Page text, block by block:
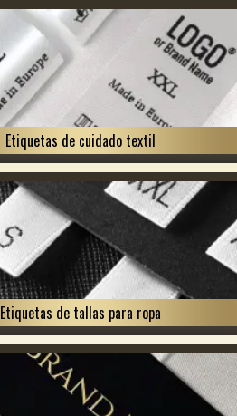
Etiquetas de cuidado textil
Etiquetas de tallas para ropa